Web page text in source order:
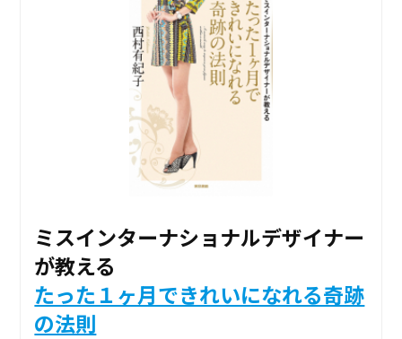
ミスインターナショナルデザイナー
が教える
たった１ヶ月できれいになれる奇跡
の法則